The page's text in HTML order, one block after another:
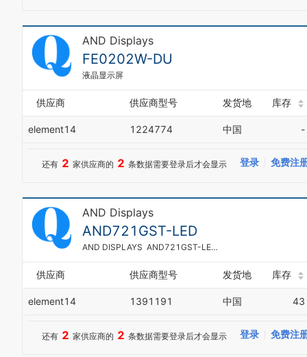
AND Displays
FE0202W-DU
液晶显示屏
供应商 供应商型号 发货地 库存
element14 1224774 中国 -
还有 2 家供应商的 2 条数据需要登录后才会显示 登录 免费注
AND Displays
AND721GST-LED
AND DISPLAYS AND721GST-LED 液晶屏字符显示器, 80位
供应商 供应商型号 发货地 库存
element14 1391191 中国 43
还有 2 家供应商的 2 条数据需要登录后才会显示 登录 免费注